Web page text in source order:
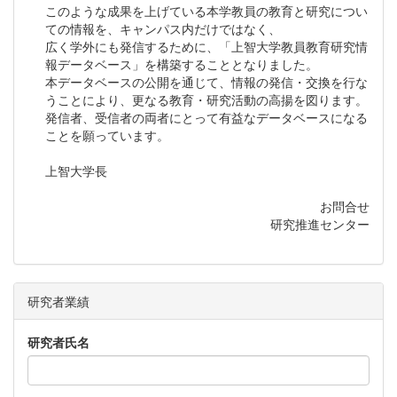
このような成果を上げている本学教員の教育と研究につい
ての情報を、キャンパス内だけではなく、
広く学外にも発信するために、「上智大学教員教育研究情
報データベース」を構築することとなりました。
本データベースの公開を通じて、情報の発信・交換を行な
うことにより、更なる教育・研究活動の高揚を図ります。
発信者、受信者の両者にとって有益なデータベースになる
ことを願っています。
上智大学長
お問合せ
研究推進センター
研究者業績
研究者氏名